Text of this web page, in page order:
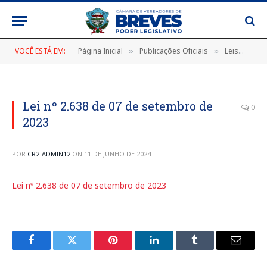
VOCÊ ESTÁ EM: Página Inicial » Publicações Oficiais » Leis
Lei nº 2.638 de 07 de setembro de
2023
0
POR CR2-ADMIN12 ON 11 DE JUNHO DE 2024
Lei nº 2.638 de 07 de setembro de 2023
FacebookTwitter Pinterest LinkedInTumblr
E-